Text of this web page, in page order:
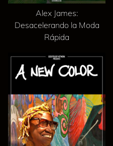
Alex James:
Desacelerando la Moda
Rápida